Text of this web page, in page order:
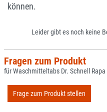
können.
Leider gibt es noch keine
Fragen zum Produkt
für Waschmitteltabs Dr. Schnell Rapa
Frage zum Produkt stellen